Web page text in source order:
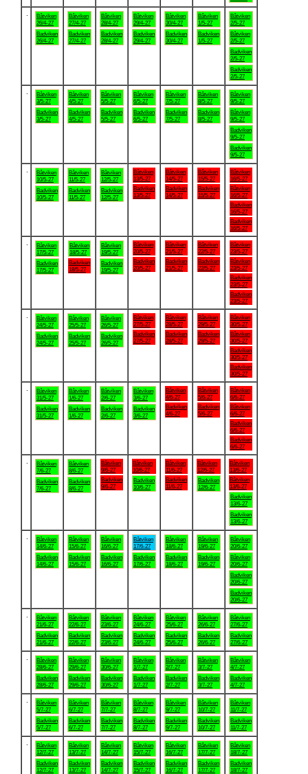
Båtviken
26/4-27
Badviken
26/4-27
Båtviken
27/4-27
Badviken
27/4-27
Båtviken
28/4-27
Badviken
28/4-27
Båtviken
29/4-27
Badviken
29/4-27
Båtviken
30/4-27
Badviken
30/4-27
Båtviken
1/5-27
Badviken
1/5-27
Båtviken
2/5-27
Båtviken
2/5-27
Badviken
2/5-27
Badviken
2/5-27
Båtviken
3/5-27
Badviken
3/5-27
Båtviken
4/5-27
Badviken
4/5-27
Båtviken
5/5-27
Badviken
5/5-27
Båtviken
6/5-27
Badviken
6/5-27
Båtviken
7/5-27
Badviken
7/5-27
Båtviken
8/5-27
Badviken
8/5-27
Båtviken
9/5-27
Båtviken
9/5-27
Badviken
9/5-27
Badviken
9/5-27
Båtviken
10/5-27
Badviken
10/5-27
Båtviken
11/5-27
Badviken
11/5-27
Båtviken
12/5-27
Badviken
12/5-27
Båtviken
13/5-27
Badviken
13/5-27
Båtviken
14/5-27
Badviken
14/5-27
Båtviken
15/5-27
Badviken
15/5-27
Båtviken
16/5-27
Båtviken
16/5-27
Badviken
16/5-27
Badviken
16/5-27
Båtviken
17/5-27
Badviken
17/5-27
Båtviken
18/5-27
Badviken
18/5-27
Båtviken
19/5-27
Badviken
19/5-27
Båtviken
20/5-27
Badviken
20/5-27
Båtviken
21/5-27
Badviken
21/5-27
Båtviken
22/5-27
Badviken
22/5-27
Båtviken
23/5-27
Båtviken
23/5-27
Badviken
23/5-27
Badviken
23/5-27
Båtviken
24/5-27
Badviken
24/5-27
Båtviken
25/5-27
Badviken
25/5-27
Båtviken
26/5-27
Badviken
26/5-27
Båtviken
27/5-27
Badviken
27/5-27
Båtviken
28/5-27
Badviken
28/5-27
Båtviken
29/5-27
Badviken
29/5-27
Båtviken
30/5-27
Båtviken
30/5-27
Badviken
30/5-27
Badviken
30/5-27
Båtviken
31/5-27
Badviken
31/5-27
Båtviken
1/6-27
Badviken
1/6-27
Båtviken
2/6-27
Badviken
2/6-27
Båtviken
3/6-27
Badviken
3/6-27
Båtviken
4/6-27
Badviken
4/6-27
Båtviken
5/6-27
Badviken
5/6-27
Båtviken
6/6-27
Båtviken
6/6-27
Badviken
6/6-27
Badviken
6/6-27
Båtviken
7/6-27
Badviken
7/6-27
Båtviken
8/6-27
Badviken
8/6-27
Båtviken
9/6-27
Badviken
9/6-27
Båtviken
10/6-27
Badviken
10/6-27
Båtviken
11/6-27
Badviken
11/6-27
Båtviken
12/6-27
Badviken
12/6-27
Båtviken
13/6-27
Båtviken
13/6-27
Badviken
13/6-27
Badviken
13/6-27
Båtviken
14/6-27
Badviken
14/6-27
Båtviken
15/6-27
Badviken
15/6-27
Båtviken
16/6-27
Badviken
16/6-27
Båtviken
17/6-27
Badviken
17/6-27
Båtviken
18/6-27
Badviken
18/6-27
Båtviken
19/6-27
Badviken
19/6-27
Båtviken
20/6-27
Båtviken
20/6-27
Badviken
20/6-27
Badviken
20/6-27
Båtviken
21/6-27
Badviken
21/6-27
Båtviken
22/6-27
Badviken
22/6-27
Båtviken
23/6-27
Badviken
23/6-27
Båtviken
24/6-27
Badviken
24/6-27
Båtviken
25/6-27
Badviken
25/6-27
Båtviken
26/6-27
Badviken
26/6-27
Båtviken
27/6-27
Badviken
27/6-27
Båtviken
28/6-27
Badviken
28/6-27
Båtviken
29/6-27
Badviken
29/6-27
Båtviken
30/6-27
Badviken
30/6-27
Båtviken
1/7-27
Badviken
1/7-27
Båtviken
2/7-27
Badviken
2/7-27
Båtviken
3/7-27
Badviken
3/7-27
Båtviken
4/7-27
Badviken
4/7-27
Båtviken
5/7-27
Badviken
5/7-27
Båtviken
6/7-27
Badviken
6/7-27
Båtviken
7/7-27
Badviken
7/7-27
Båtviken
8/7-27
Badviken
8/7-27
Båtviken
9/7-27
Badviken
9/7-27
Båtviken
10/7-27
Badviken
10/7-27
Båtviken
11/7-27
Badviken
11/7-27
Båtviken
12/7-27
Badviken
12/7-27
Båtviken
13/7-27
Badviken
13/7-27
Båtviken
14/7-27
Badviken
14/7-27
Båtviken
15/7-27
Badviken
15/7-27
Båtviken
16/7-27
Badviken
16/7-27
Båtviken
17/7-27
Badviken
17/7-27
Båtviken
18/7-27
Badviken
18/7-27